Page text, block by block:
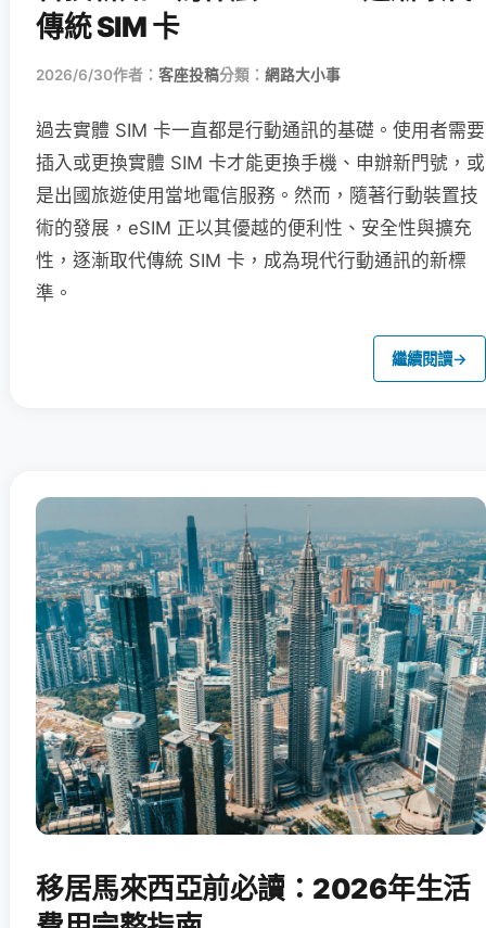
傳統 SIM 卡
2026/6/30作者： 客座投稿分類： 網路大小事
過去實體 SIM 卡一直都是行動通訊的基礎。使用者需要
插入或更換實體 SIM 卡才能更換手機、申辦新門號，或
是出國旅遊使用當地電信服務。然而，隨著行動裝置技
術的發展，eSIM 正以其優越的便利性、安全性與擴充
性，逐漸取代傳統 SIM 卡，成為現代行動通訊的新標
準。
繼續閱讀→
移居馬來西亞前必讀：2026年生活